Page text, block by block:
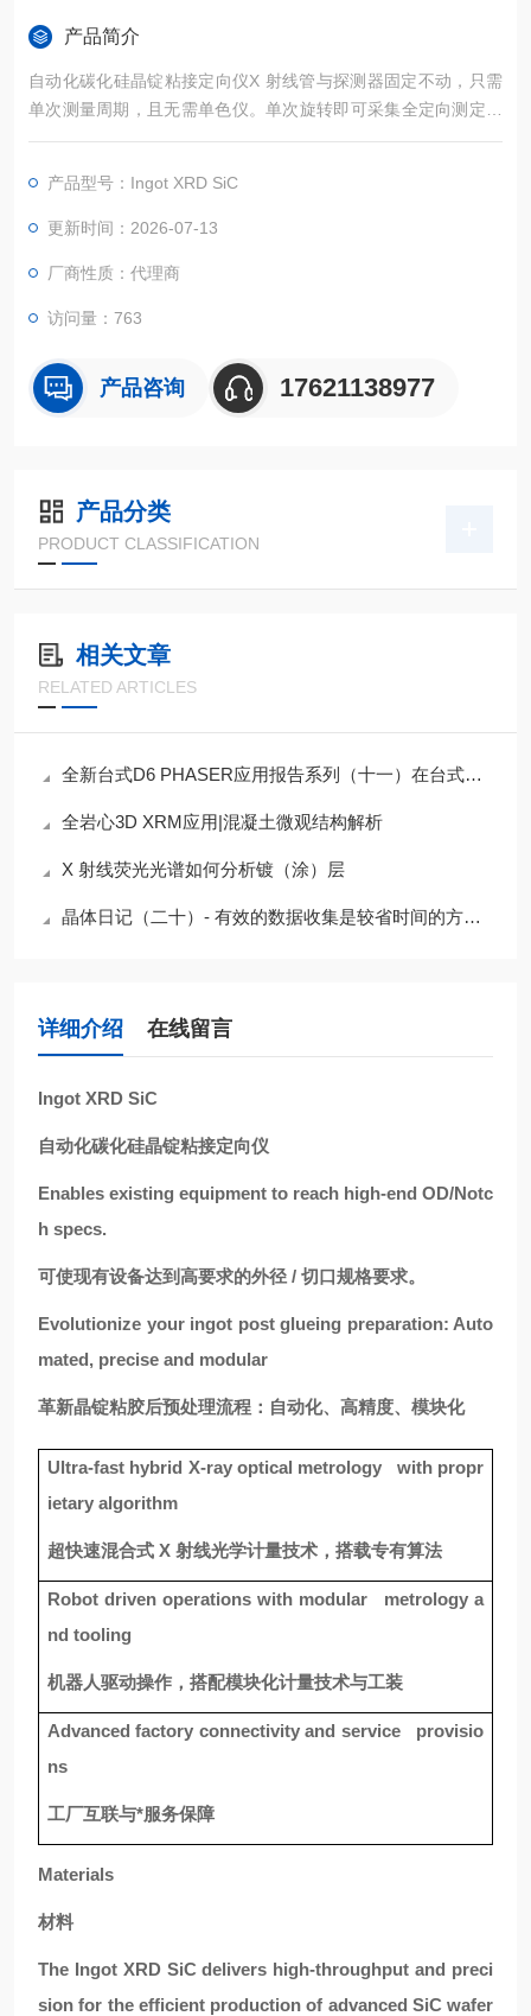
产品简介
自动化碳化硅晶锭粘接定向仪X 射线管与探测器固定不动，只需
单次测量周期，且无需单色仪。单次旋转即可采集全定向测定所
需全部数据。
产品型号：Ingot XRD SiC
更新时间：2026-07-13
厂商性质：代理商
访问量：763
产品咨询 17621138977
产品分类
PRODUCT CLASSIFICATION
相关文章
RELATED ARTICLES
全新台式D6 PHASER应用报告系列（十一）在台式机上实现原位XRD测量
全岩心3D XRM应用|混凝土微观结构解析
X 射线荧光光谱如何分析镀（涂）层
晶体日记（二十）- 有效的数据收集是较省时间的方式据- X射线衍射XRD
详细介绍 在线留言
Ingot XRD SiC
自动化碳化硅晶锭粘接定向仪
Enables existing equipment to reach high-end OD/Notc
h specs.
可使现有设备达到高要求的外径 / 切口规格要求。
Evolutionize your ingot post glueing preparation: Auto
mated, precise and modular
革新晶锭粘胶后预处理流程：自动化、高精度、模块化
Ultra-fast hybrid X-ray optical metrology with propr
ietary algorithm
超快速混合式 X 射线光学计量技术，搭载专有算法
Robot driven operations with modular metrology a
nd tooling
机器人驱动操作，搭配模块化计量技术与工装
Advanced factory connectivity and service provisio
ns
工厂互联与*服务保障
Materials
材料
The Ingot XRD SiC delivers high-throughput and preci
sion for the efficient production of advanced SiC wafer